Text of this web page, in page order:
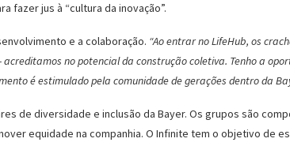
fazer jus à “cultura da inovação”.
e a colaboração. “Ao entrar no LifeHub, os
no potencial da construção coletiva. Tenho a
é estimulado pela comunidade de gerações dentro da
de diversidade e inclusão da Bayer. Os grupos são
equidade na companhia. O Infinite tem o objetivo de